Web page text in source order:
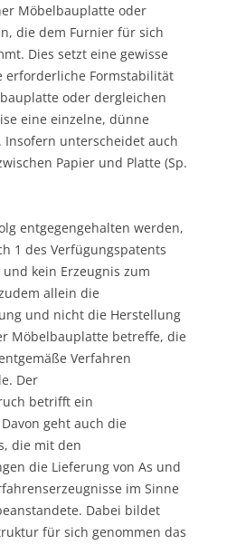
Möbelbauplatte oder
die dem Furnier für sich
Dies setzt eine gewisse
erforderliche Formstabilität
oder dergleichen
eine einzelne, dünne
unterscheidet auch
Papier und Platte (Sp.
entgegengehalten werden,
1 des Verfügungspatents
kein Erzeugnis zum
allein die
und nicht die Herstellung
Möbelbauplatte betreffe, die
Verfahren
Der
betrifft ein
geht auch die
die mit den
die Lieferung von As und
im Sinne
Dabei bildet
für sich genommen das